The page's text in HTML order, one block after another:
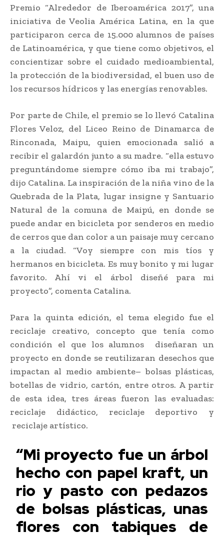
Premio “Alrededor de Iberoamérica 2017”, una
iniciativa de Veolia América Latina, en la que
participaron cerca de 15.000 alumnos de países
de Latinoamérica, y que tiene como objetivos, el
concientizar sobre el cuidado medioambiental,
la protección de la biodiversidad, el buen uso de
los recursos hídricos y las energías renovables.
Por parte de Chile, el premio se lo llevó Catalina
Flores Veloz, del Liceo Reino de Dinamarca de
Rinconada, Maipu, quien emocionada salió a
recibir el galardón junto a su madre. “ella estuvo
preguntándome siempre cómo iba mi trabajo”,
dijo Catalina. La inspiración de la niña vino de la
Quebrada de la Plata, lugar insigne y Santuario
Natural de la comuna de Maipú, en donde se
puede andar en bicicleta por senderos en medio
de cerros que dan color a un paisaje muy cercano
a la ciudad. “Voy siempre con mis tíos y
hermanos en bicicleta. Es muy bonito y mi lugar
favorito. Ahí vi el árbol diseñé para mi
proyecto”, comenta Catalina.
Para la quinta edición, el tema elegido fue el
reciclaje creativo, concepto que tenía como
condición el que los alumnos diseñaran un
proyecto en donde se reutilizaran desechos que
impactan al medio ambiente– bolsas plásticas,
botellas de vidrio, cartón, entre otros. A partir
de esta idea, tres áreas fueron las evaluadas:
reciclaje didáctico, reciclaje deportivo y
reciclaje artístico.
“Mi proyecto fue un árbol
hecho con papel kraft, un
rio y pasto con pedazos
de bolsas plásticas, unas
flores con tabiques de